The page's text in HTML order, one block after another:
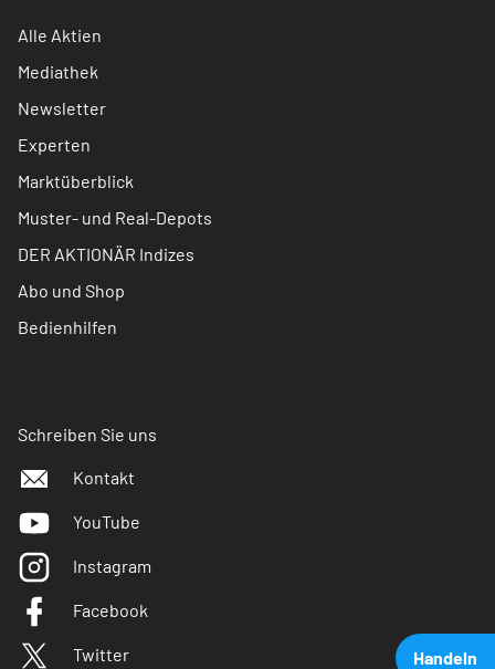
Handeln
Alle Aktien
Mediathek
Newsletter
Experten
Marktüberblick
Muster- und Real-Depots
DER AKTIONÄR Indizes
Abo und Shop
Bedienhilfen
Schreiben Sie uns
Kontakt
YouTube
Instagram
Facebook
Twitter